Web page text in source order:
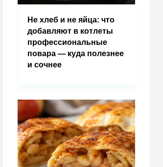
Не хлеб и не яйца: что
добавляют в котлеты
профессиональные
повара — куда полезнее
и сочнее